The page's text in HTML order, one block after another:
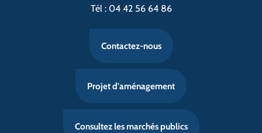
Tél : 04 42 56 64 86
Contactez-nous
Projet d'aménagement
Consultez les marchés publics